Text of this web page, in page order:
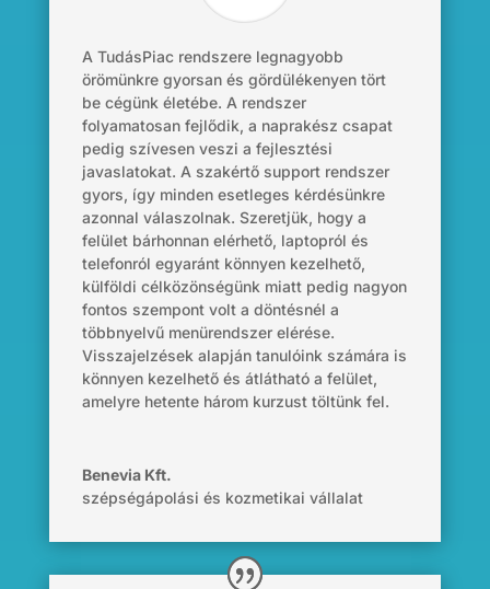
A TudásPiacrendszere legnagyobb
örömünkre gyorsan és gördülékenyen tört
be cégünk életébe. A rendszer
folyamatosan fejlődik, a naprakész csapat
pedig szívesen veszi a fejlesztési
javaslatokat. A szakértő supportrendszer
gyors, így minden esetleges kérdésünkre
azonnal válaszolnak. Szeretjük, hogy a
felület bárhonnan elérhető, laptopról és
telefonról egyaránt könnyen kezelhető,
külföldi célközönségünk miatt pedig nagyon
fontos szempont volt a döntésnél a
többnyelvű menürendszer elérése.
Visszajelzések alapján tanulóink számára is
könnyen kezelhető és átlátható a felület,
amelyre hetente három kurzust töltünk fel.
Benevia Kft.
szépségápolási és kozmetikai vállalat